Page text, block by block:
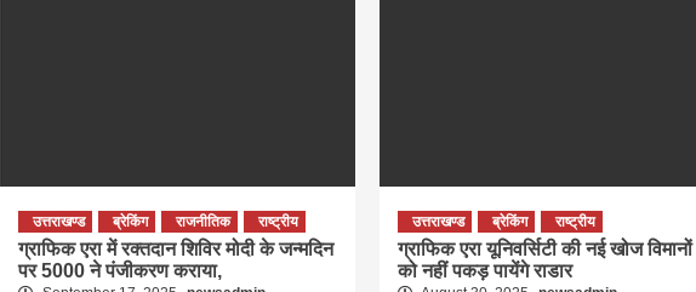
उत्तराखण्ड ब्रेकिंग राजनीतिक राष्ट्रीय
ग्राफिक एरा में रक्तदान शिविर मोदी के जन्मदिन
पर 5000 ने पंजीकरण कराया,
उत्तराखण्ड ब्रेकिंग राष्ट्रीय
ग्राफिक एरा यूनिवर्सिटी की नई खोज विमानों
को नहीं पकड़ पायेंगे राडार